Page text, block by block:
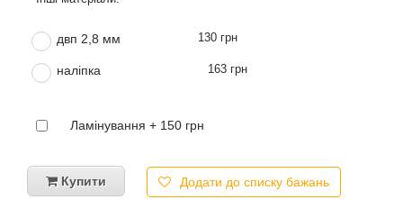
двп 2,8 мм 130 грн
наліпка 163 грн
Ламінування + 150 грн
Купити Додати до списку бажань